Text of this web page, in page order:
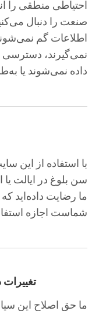
احتیاطی منطقی را
صنعت را دنبال
اطلاعات گم
نمی‌گیرند، دسترسی
داده نمی‌شوند یا
با استفاده از این
سن بلوغ در ایالت
ما رضایت داده‌اید
شماست اجازه
ما حق اصلاح این